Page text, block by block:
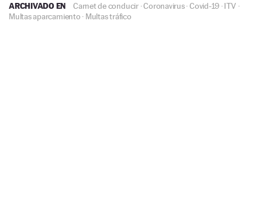
ARCHIVADO EN Carnet de conducir·Coronavirus·Covid-19 ·ITV ·
Multas aparcamiento · Multas tráfico